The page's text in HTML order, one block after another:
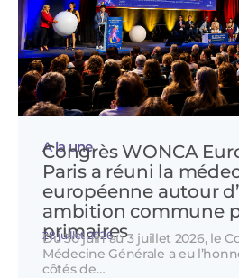
A la une
Congrès WONCA
Paris a réuni la
européenne autour
ambition commune
primaires
28 juillet 2026
Du 30 juin au 3 juillet 2026, le
Médecine Générale a eu
côtés de…